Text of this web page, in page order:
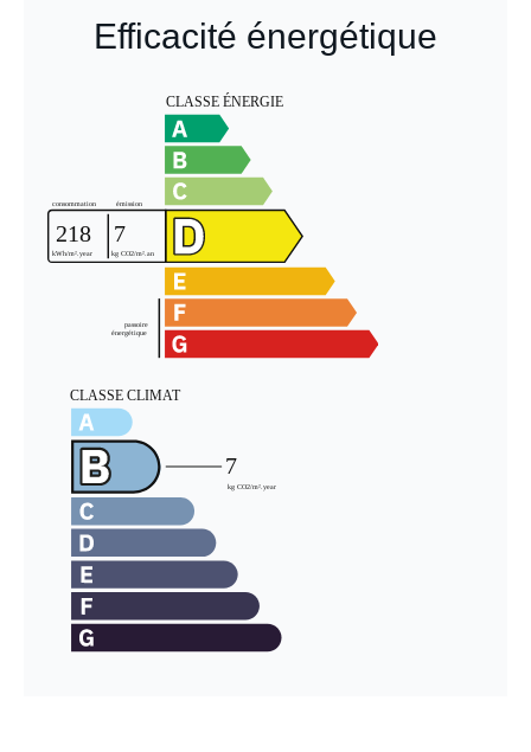
Efficacité énergétique